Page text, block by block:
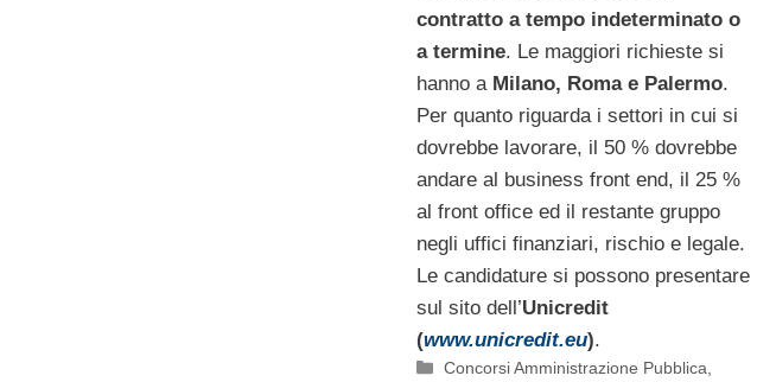
contratto a tempo indeterminato o
a termine. Le maggiori richieste si
hanno aMilano, Roma e Palermo.
Per quanto riguarda i settori in cui si
dovrebbe lavorare, il 50 % dovrebbe
andare al business front end, il 25 %
al front office ed il restante gruppo
negli uffici finanziari, rischio e legale.
Le candidature si possono presentare
sul sito dell’Unicredit
(www.unicredit.eu).
Categorie
Concorsi Amministrazione Pubblica